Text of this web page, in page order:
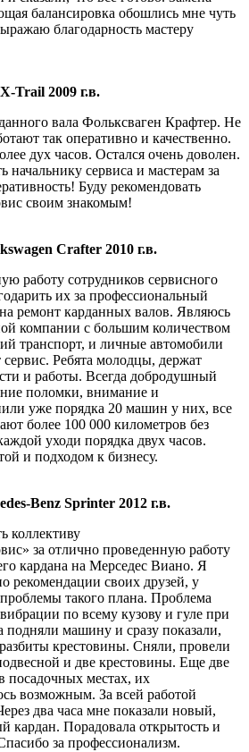
балансировка обошлись мне чуть
благодарность мастеру
Trail 2009 г.в.
вала Фольксваген Крафтер. Не
так оперативно и качественно.
дух часов. Остался очень доволен.
сервиса и мастерам за
Буду рекомендовать
своим знакомым!
Crafter 2010 г.в.
работу сотрудников сервисного
их за профессиональный
ремонт карданных валов. Являюсь
компании с большим количеством
транспорт, и личные автомобили
сервис. Ребята молодцы, держат
и работы. Всегда добродушный
поломки, внимание и
уже порядка 20 машин у них, все
более 100 000 километров без
уходи порядка двух часов.
и подходом к бизнесу.
Benz Sprinter 2012 г.в.
коллективу
за отлично проведенную работу
кардана на Мерседес Виано. Я
рекомендации своих друзей, у
такого плана. Проблема
по всему кузову и гуле при
подняли машину и сразу показали,
крестовины. Сняли, провели
и две крестовины. Еще две
посадочных местах, их
возможным. За всей работой
два часа мне показали новый,
кардан. Порадовала открытость и
за профессионализм.